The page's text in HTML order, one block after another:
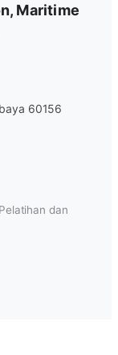
Maritime
60156
dan